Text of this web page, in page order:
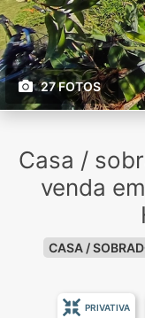
27 FOTOS
Casa /
venda
CASA /
PRIVATIVA